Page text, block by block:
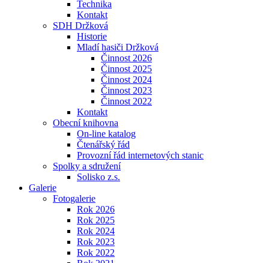
Technika
Kontakt
SDH Držková
Historie
Mladí hasiči Držková
Činnost 2026
Činnost 2025
Činnost 2024
Činnost 2023
Činnost 2022
Kontakt
Obecní knihovna
On-line katalog
Čtenářský řád
Provozní řád internetových stanic
Spolky a sdružení
Solisko z.s.
Galerie
Fotogalerie
Rok 2026
Rok 2025
Rok 2024
Rok 2023
Rok 2022